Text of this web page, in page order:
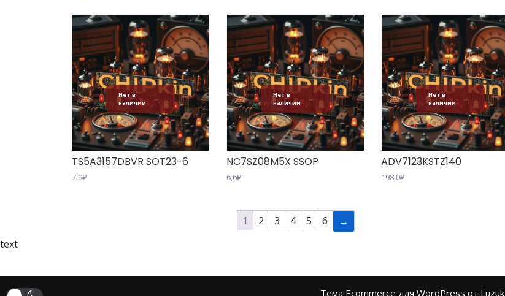
Нет в
наличии
TS5A3157DBVR SOT23-6
7,9₽
Нет в
наличии
NC7SZ08M5X SSOP
6,6₽
Нет в
наличии
ADV7123KSTZ140
198,0₽
1 2 3 4 5 6 →
text
Тема Ecommerce для WordPress от Luzuk